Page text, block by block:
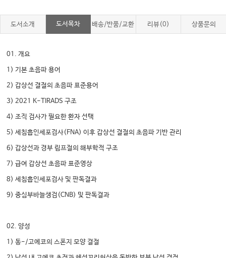
도서소개 도서목차 배송/반품/교환 리뷰(0) 상품문의
01. 개요
1) 기본 초음파 용어
2) 갑상선 결절의 초음파 표준용어
3) 2021 K-TIRADS 구조
4) 조직 검사가 필요한 환자 선택
5) 세침흡인세포검사(FNA) 이후 갑상선 결절의 초음파 기반 관리
6) 갑상선과 경부 림프절의 해부학적 구조
7) 급여 갑상선 초음파 표준영상
8) 세침흡인세포검사 및 판독결과
9) 중심부바늘생검(CNB) 및 판독결과
02. 양성
1) 동-/고에코의 스폰지 모양 결절